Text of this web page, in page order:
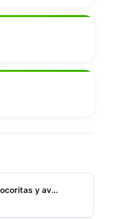
Best Friend Stick naturales para cocoritas y aves exóticas con miel